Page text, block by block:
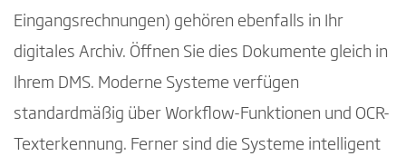
Eingangsrechnungen) gehören ebenfalls in Ihr
digitales Archiv. Öffnen Sie dies Dokumente gleich in
Ihrem DMS. Moderne Systeme verfügen
standardmäßig über Workflow-Funktionen und OCR-
Texterkennung. Ferner sind die Systeme intelligent